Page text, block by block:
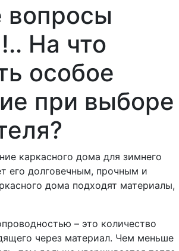
вопросы
На что
особое
при выборе
каркасного дома для зимнего
его долговечным, прочным и
дома подходят материалы,
– это количество
через материал. Чем меньше